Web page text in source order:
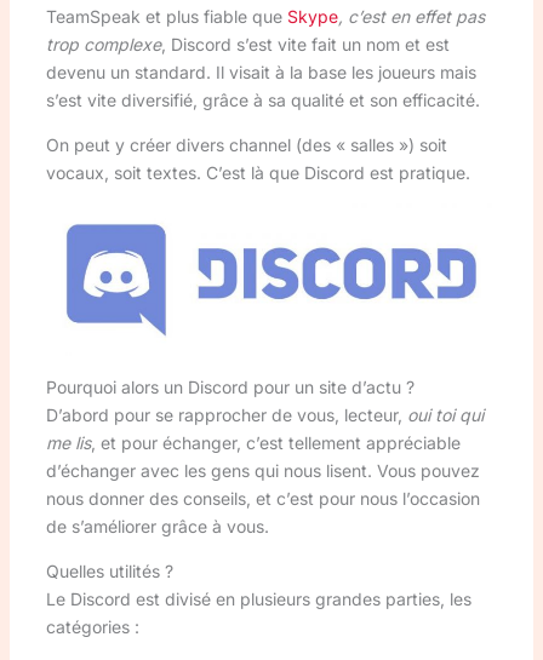
TeamSpeak et plus fiable que Skype, c’est en effet pas
trop complexe, Discord s’est vite fait un nom et est
devenu un standard. Il visait à la base les joueurs mais
s’est vite diversifié, grâce à sa qualité et son efficacité.
On peut y créer divers channel (des « salles ») soit
vocaux, soit textes. C’est là que Discord est pratique.
Pourquoi alors un Discord pour un site d’actu ?
D’abord pour se rapprocher de vous, lecteur, oui toi qui
me lis, et pour échanger, c’est tellement appréciable
d’échanger avec les gens qui nous lisent. Vous pouvez
nous donner des conseils, et c’est pour nous l’occasion
de s’améliorer grâce à vous.
Quelles utilités ?
Le Discord est divisé en plusieurs grandes parties, les
catégories :